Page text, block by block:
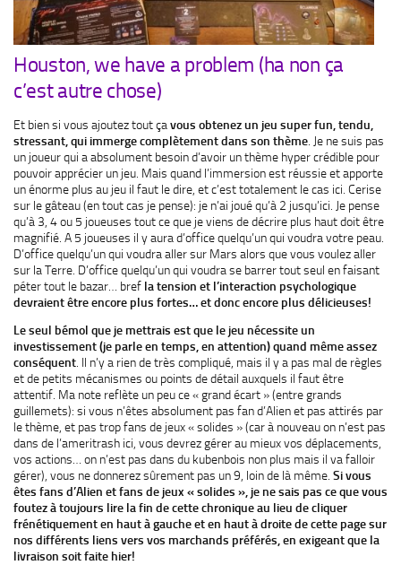
Houston, we have a problem (ha non ça
c’est autre chose)
Et bien si vous ajoutez tout ça vous obtenez un jeu super fun, tendu,
stressant, qui immerge complètement dans son thème . Je ne suis pas
un joueur qui a absolument besoin d’avoir un thème hyper crédible pour
pouvoir apprécier un jeu. Mais quand l’immersion est réussie et apporte
un énorme plus au jeu il faut le dire, et c’est totalement le cas ici. Cerise
sur le gâteau (en tout cas je pense): je n’ai joué qu’à 2 jusqu’ici. Je pense
qu’à 3, 4 ou 5 joueuses tout ce que je viens de décrire plus haut doit être
magnifié. A 5 joueuses il y aura d’office quelqu’un qui voudra votre peau.
D’office quelqu’un qui voudra aller sur Mars alors que vous voulez aller
sur la Terre. D’office quelqu’un qui voudra se barrer tout seul en faisant
péter tout le bazar… bref la tension et l’interaction psychologique
devraient être encore plus fortes… et donc encore plus délicieuses!
Le seul bémol que je mettrais est que le jeu nécessite un
investissement (je parle en temps, en attention) quand même assez
conséquent. Il n’y a rien de très compliqué, mais il y a pas mal de règles
et de petits mécanismes ou points de détail auxquels il faut être
attentif. Ma note reflète un peu ce « grand écart » (entre grands
guillemets): si vous n’êtes absolument pas fan d’Alien et pas attirés par
le thème, et pas trop fans de jeux « solides » (car à nouveau on n’est pas
dans de l’ameritrash ici, vous devrez gérer au mieux vos déplacements,
vos actions… on n’est pas dans du kubenbois non plus mais il va falloir
gérer), vous ne donnerez sûrement pas un 9, loin de là même. Si vous
êtes fans d’Alien et fans de jeux « solides », je ne sais pas ce que vous
foutez à toujours lire la fin de cette chronique au lieu de cliquer
frénétiquement en haut à gauche et en haut à droite de cette page sur
nos différents liens vers vos marchands préférés, en exigeant que la
livraison soit faite hier!